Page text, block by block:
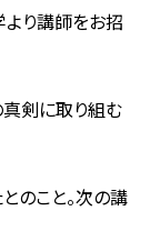
り講師をお招
剣に取り組む
のこと。次の講